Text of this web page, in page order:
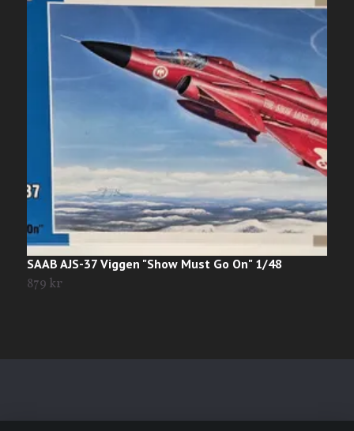
SAAB AJS-37 Viggen "Show Must Go On" 1/48
879 kr